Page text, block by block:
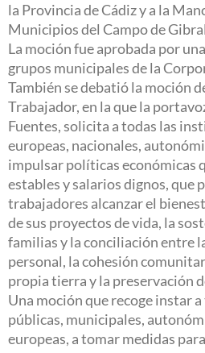
la Provincia de Cádiz y a la
Municipios del Campo de
La moción fue aprobada por
grupos municipales de la
También se debatió la moción
Trabajador, en la que la
Fuentes, solicita a todas las
europeas, nacionales,
impulsar políticas económicas
estables y salarios dignos, que
trabajadores alcanzar el
de sus proyectos de vida, la
familias y la conciliación entre
personal, la cohesión
propia tierra y la preservación
Una moción que recoge instar
públicas, municipales,
europeas, a tomar medidas